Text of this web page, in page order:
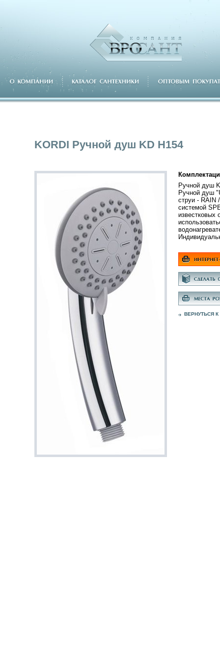
KORDI Ручной душ KD H154
Ручной душ
Ручной душ
струи - RAIN
системой
известковых
ВЕРНУТЬСЯ К